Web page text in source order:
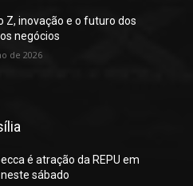
Z, inovação e o futuro dos
negócios
de 2026
é atração da REPU em
sábado